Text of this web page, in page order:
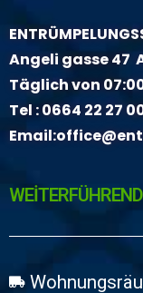
Angeli gasse 47
Täglich von
Tel :0664 22 27
Email: